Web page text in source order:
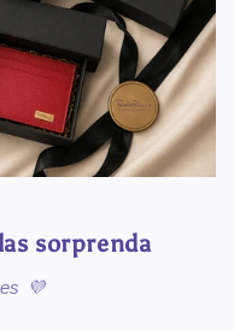
sorprenda
💜